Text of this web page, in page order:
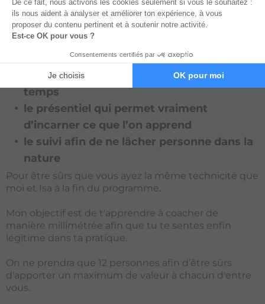
en améliorant ce que j’ai perçu comme manquant
dans ces formations, notamment au niveau de la
pratique et du feedback).
Nous avons donc réfléchi au meilleur équilibre entre :
le programme en ligne qui fait gagner du
temps
le présentiel qui permet vraiment
d’incarner ce que l’on apprend
le suivi afin de ne lâcher personne dans la
nature
Pour être sûrs que vous ayez la même technicité que
moi et Isa à la fin du programme.
Mon objectif est de t'apprendre à coacher de
manière millimétrée afin que tu te sentes enfin
légitime dans ta pratique.
On ne prendra que 12 personnes afin d’être sûrs
d'apporter un maximum de valeur à chacun d'entre
vous.